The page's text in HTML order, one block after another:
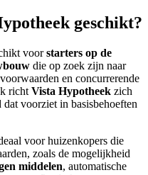
geschikt?
voorstarters op de
die op zoek zijn naar
en concurrerende
richt Vista Hypotheek zich
dat voorziet in basisbehoeften
voor huizenkopers die
zoals de mogelijkheid
middelen, automatische